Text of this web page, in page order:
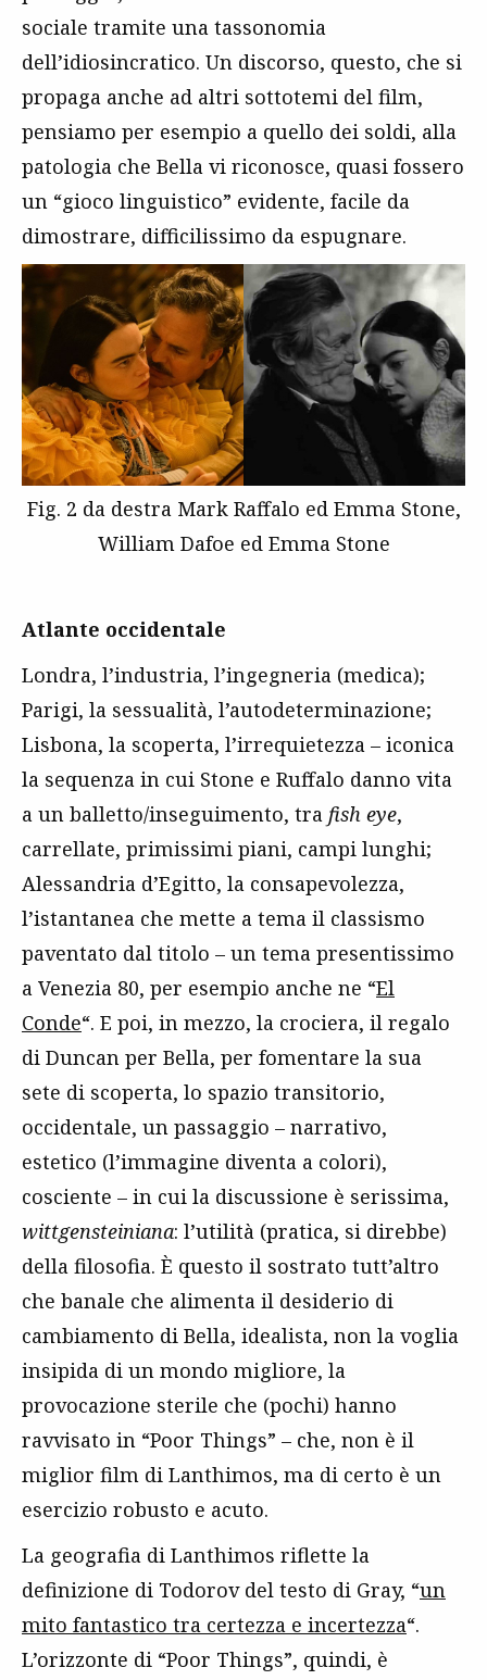
sociale tramite una tassonomia
dell’idiosincratico. Un discorso, questo, che si
propaga anche ad altri sottotemi del film,
pensiamo per esempio a quello dei soldi, alla
patologia che Bella vi riconosce, quasi fossero
un “gioco linguistico” evidente, facile da
dimostrare, difficilissimo da espugnare.
Fig. 2 da destra Mark Raffalo ed Emma Stone,
William Dafoe ed Emma Stone
Atlante occidentale
Londra, l’industria, l’ingegneria (medica);
Parigi, la sessualità, l’autodeterminazione;
Lisbona, la scoperta, l’irrequietezza – iconica
la sequenza in cui Stone e Ruffalo danno vita
a un balletto/inseguimento, tra fish eye,
carrellate, primissimi piani, campi lunghi;
Alessandria d’Egitto, la consapevolezza,
l’istantanea che mette a tema il classismo
paventato dal titolo – un tema presentissimo
a Venezia 80, per esempio anche ne “El
Conde“. E poi, in mezzo, la crociera, il regalo
di Duncan per Bella, per fomentare la sua
sete di scoperta, lo spazio transitorio,
occidentale, un passaggio – narrativo,
estetico (l’immagine diventa a colori),
cosciente – in cui la discussione è serissima,
wittgensteiniana: l’utilità (pratica, si direbbe)
della filosofia. È questo il sostrato tutt’altro
che banale che alimenta il desiderio di
cambiamento di Bella, idealista, non la voglia
insipida di un mondo migliore, la
provocazione sterile che (pochi) hanno
ravvisato in “Poor Things” – che, non è il
miglior film di Lanthimos, ma di certo è un
esercizio robusto e acuto.
La geografia di Lanthimos riflette la
definizione di Todorov del testo di Gray, “un
mito fantastico tra certezza e incertezza“.
L’orizzonte di “Poor Things”, quindi, è